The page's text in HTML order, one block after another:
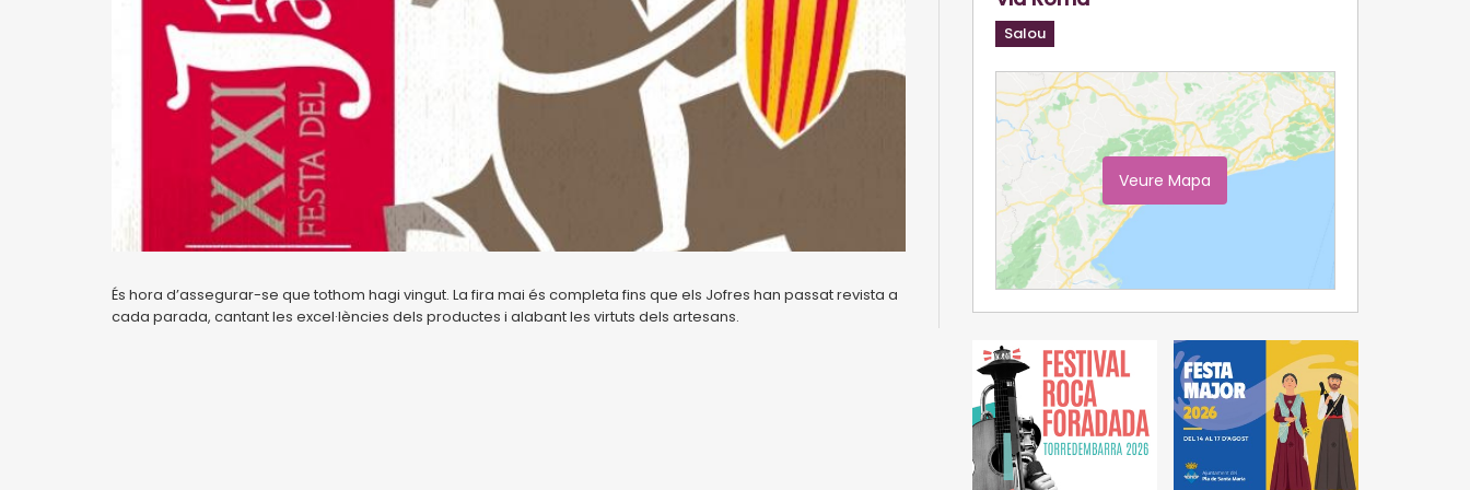
És hora d’assegurar-se que tothom hagi vingut. La fira mai és completa fins que els Jofres han passat revista a
cada parada, cantant les excel·lències dels productes i alabant les virtuts dels artesans.
Salou
Veure Mapa